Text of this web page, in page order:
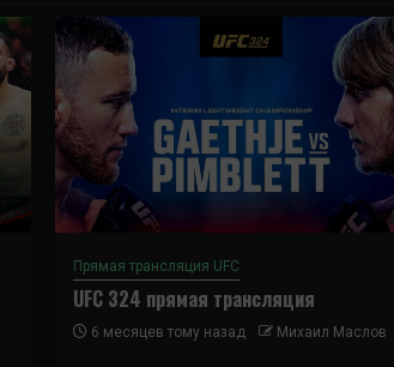
Прямая трансляция UFC
UFC 324 прямая трансляция
6 месяцев тому назад Михаил Маслов